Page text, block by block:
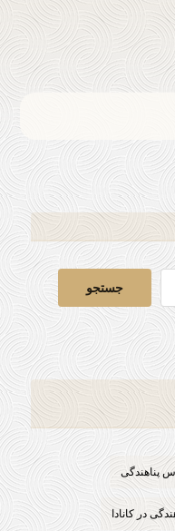
پناهندگی
در کانادا